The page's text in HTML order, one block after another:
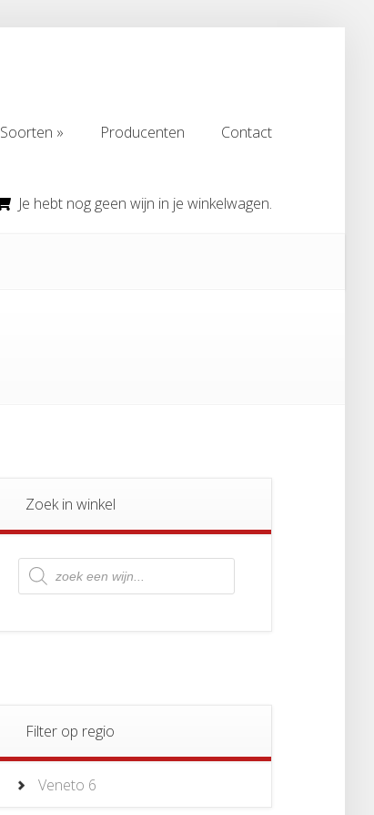
Soorten
Producenten
Contact
Je hebt nog geen wijn in je winkelwagen.
Zoek in winkel
Producten
zoeken
Filter op regio
Veneto 6